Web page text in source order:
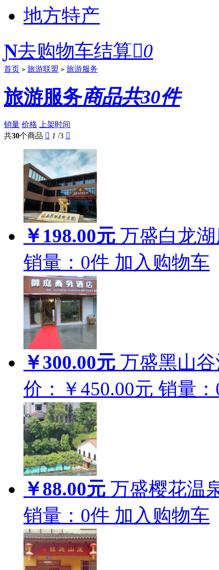
地方特产
Ɲ去购物车结算0
首页 > 旅游联盟 > 旅游服务
旅游服务商品共30件
销量 价格
上架时间
共30个商品  1 /3 
￥198.00元 万盛白龙
销量： 0件 加入购物车
￥300.00元 万盛黑山
价：￥450.00元 销量：
￥88.00元 万盛樱花温
销量： 0件 加入购物车